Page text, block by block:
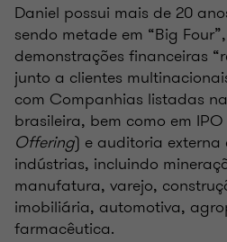
Daniel possui mais de 20
sendo metade em “Big
demonstrações financeiras
junto a clientes
com Companhias listadas
brasileira, bem como em
Offering) e auditoria
indústrias, incluindo
manufatura, varejo,
imobiliária, automotiva,
farmacêutica.